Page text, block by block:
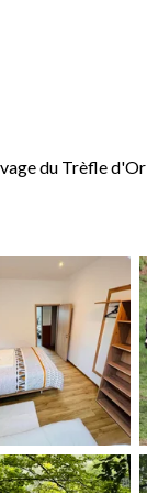
du Trèfle d'Or